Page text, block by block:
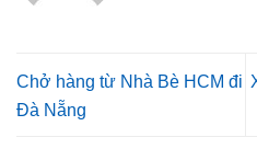
Chở hàng từ Nhà Bè HCM đi
Đà Nẵng